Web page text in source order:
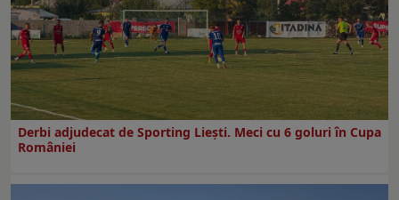
Derbi adjudecat de Sporting Liești. Meci cu 6 goluri în Cupa
României